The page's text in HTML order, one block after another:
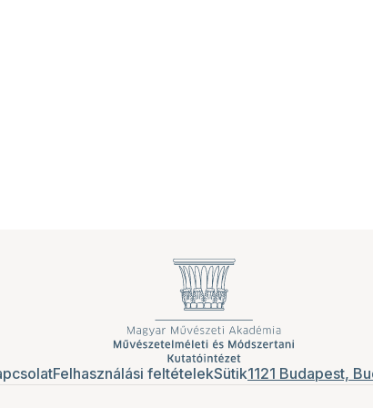
Felhasználási feltételekSütik1121 Budapest,